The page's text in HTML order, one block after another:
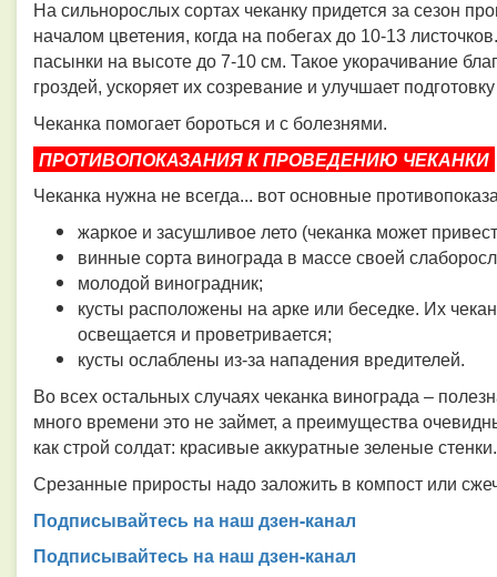
На сильнорослых сортах чеканку придется за сезон
началом цветения, когда на побегах до 10-13
пасынки на высоте до 7-10 см. Такое укорачивание
гроздей, ускоряет их созревание и улучшает
Чеканка помогает бороться и с болезнями.
ПРОТИВОПОКАЗАНИЯ К ПРОВЕДЕНИЮ ЧЕКАНКИ
Чеканка нужна не всегда... вот основные
жаркое и засушливое лето (чеканка может
винные сорта винограда в массе своей
молодой виноградник;
кусты расположены на арке или беседке. Их
освещается и проветривается;
кусты ослаблены из-за нападения вредителей.
Во всех остальных случаях чеканка винограда –
много времени это не займет, а преимущества
как строй солдат: красивые аккуратные зеленые
Срезанные приросты надо заложить в компост или
Подписывайтесь на наш дзен-канал
Подписывайтесь на наш дзен-канал